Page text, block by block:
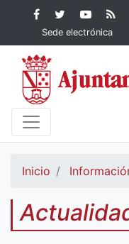
Contenido principalFacebook
Ayuntamiento
Dénia
de
de
Sede electrónica
Inicio